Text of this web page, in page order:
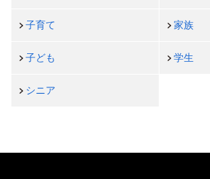
子育て 家族
子ども 学生
シニア